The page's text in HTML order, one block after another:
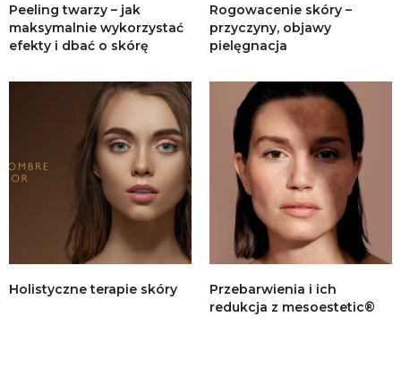
Peeling twarzy – jak
maksymalnie wykorzystać
efekty i dbać o skórę
Rogowacenie skóry –
przyczyny, objawy
pielęgnacja
Holistyczne terapie skóry
Przebarwienia i ich
redukcja z mesoestetic®